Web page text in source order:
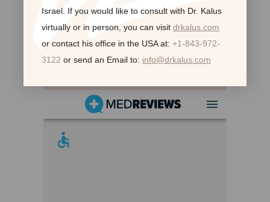
Israel. If you would like to consult with Dr. Kalus
virtually or in person, you can visit drkalus.com
or contact his office in the USA at: +1-843-972-
3122 or send an Email to: info@drkalus.com